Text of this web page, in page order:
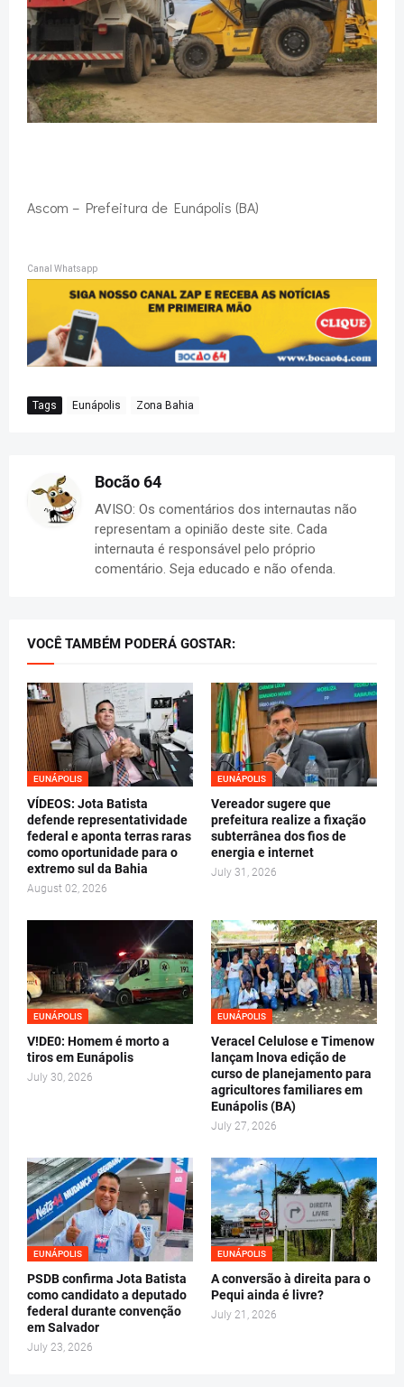
Ascom – Prefeitura de Eunápolis (BA)
Canal Whatsapp
Tags Eunápolis Zona Bahia
Bocão 64
AVISO: Os comentários dos internautas não
representam a opinião deste site. Cada
internauta é responsável pelo próprio
comentário. Seja educado e não ofenda.
VOCÊ TAMBÉM PODERÁ GOSTAR:
EUNÁPOLIS
VÍDEOS: Jota Batista
defende representatividade
federal e aponta terras raras
como oportunidade para o
extremo sul da Bahia
August 02, 2026
EUNÁPOLIS
Vereador sugere que
prefeitura realize a fixação
subterrânea dos fios de
energia e internet
July 31, 2026
EUNÁPOLIS
V!DE0: Homem é morto a
tiros em Eunápolis
July 30, 2026
EUNÁPOLIS
Veracel Celulose e Timenow
lançam lnova edição de
curso de planejamento para
agricultores familiares em
Eunápolis (BA)
July 27, 2026
EUNÁPOLIS
PSDB confirma Jota Batista
como candidato a deputado
federal durante convenção
em Salvador
July 23, 2026
EUNÁPOLIS
A conversão à direita para o
Pequi ainda é livre?
July 21, 2026